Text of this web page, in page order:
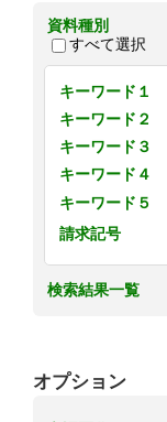
資料種別
すべて選択
キーワード１
キーワード２
キーワード３
キーワード４
キーワード５
請求記号
検索結果一覧
オプション